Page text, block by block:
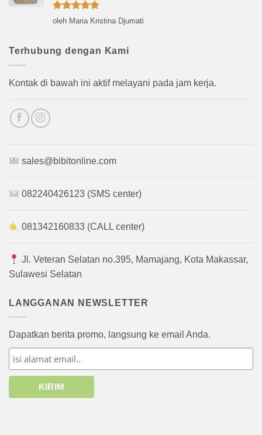
Dinilai5
oleh Maria Kristina Djumati
Terhubung dengan Kami
Kontak di bawah ini aktif melayani pada jam kerja.
sales@bibitonline.com
082240426123 (SMS center)
081342160833 (CALL center)
Jl. Veteran Selatan no.395, Mamajang, Kota Makassar,
Sulawesi Selatan
LANGGANAN NEWSLETTER
Dapatkan berita promo, langsung ke email Anda.